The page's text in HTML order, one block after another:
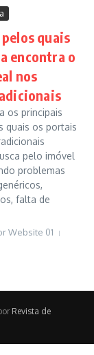
quais
encontra o
nos
os principais
quais os portais
pelo imóvel
problemas
falta de
Website 01
Revista de